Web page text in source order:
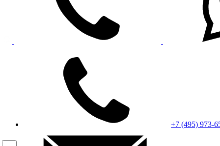
+7 (495) 973-